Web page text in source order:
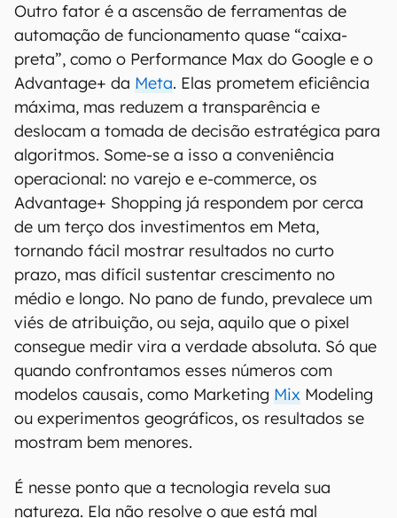
Outro fator é a ascensão de ferramentas de
automação de funcionamento quase “caixa-
preta”, como o Performance Max do Google e o
Advantage+ da Meta. Elas prometem eficiência
máxima, mas reduzem a transparência e
deslocam a tomada de decisão estratégica para
algoritmos. Some-se a isso a conveniência
operacional: no varejo e e-commerce, os
Advantage+ Shopping já respondem por cerca
de um terço dos investimentos em Meta,
tornando fácil mostrar resultados no curto
prazo, mas difícil sustentar crescimento no
médio e longo. No pano de fundo, prevalece um
viés de atribuição, ou seja, aquilo que o pixel
consegue medir vira a verdade absoluta. Só que
quando confrontamos esses números com
modelos causais, como Marketing Mix Modeling
ou experimentos geográficos, os resultados se
mostram bem menores.
É nesse ponto que a tecnologia revela sua
natureza. Ela não resolve o que está mal